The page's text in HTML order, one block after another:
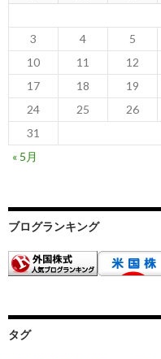
3
4 5
10
11 12
17
18 19
24
25 26
31
« 5月
ブログランキング
タグ